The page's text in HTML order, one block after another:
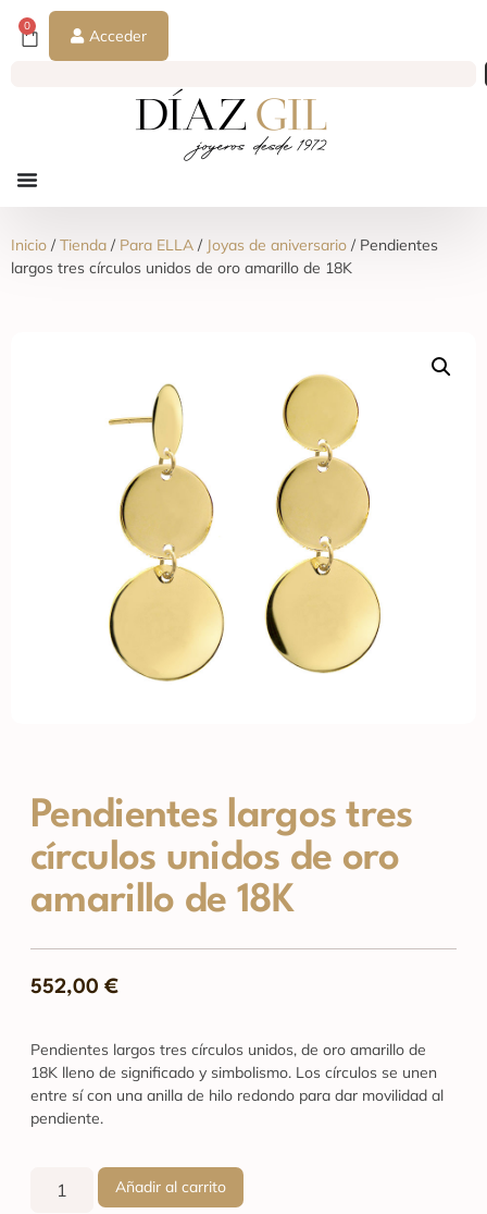
0
Acceder
Inicio /Tienda / Para ELLA / Joyas de aniversario / Pendientes
largos tres círculos unidos de oro amarillo de 18K
Pendientes largos tres
círculos unidos de oro
amarillo de 18K
552,00 €
Pendientes largos tres círculos unidos, de oro amarillo de
18K lleno de significado y simbolismo. Los círculos se unen
entre sí con una anilla de hilo redondo para dar movilidad al
pendiente.
Añadir al carrito